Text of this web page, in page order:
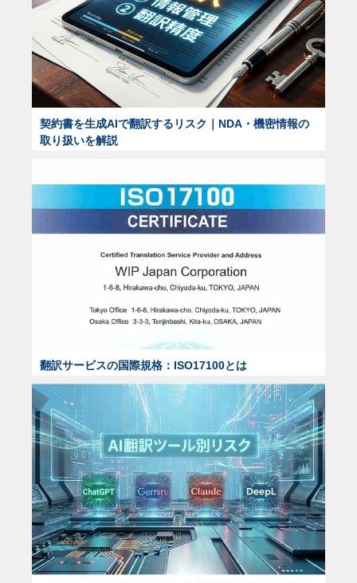
契約書を生成AIで翻訳するリスク｜NDA・機密情報の
取り扱いを解説
翻訳サービスの国際規格：ISO17100とは